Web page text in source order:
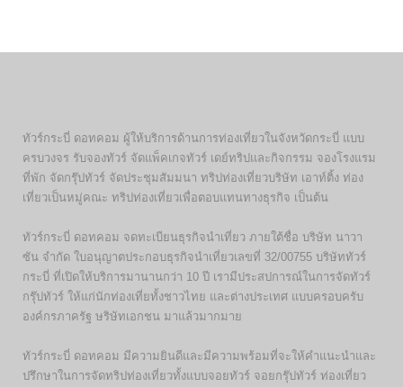
ทัวร์กระบี่ ดอทคอม ผู้ให้บริการด้านการท่องเที่ยวในจังหวัดกระบี่ แบบ
ครบวงจร รับจองทัวร์ จัดแพ็คเกจทัวร์ เดย์ทริปและกิจกรรม จองโรงแรม
ที่พัก จัดกรุ๊ปทัวร์ จัดประชุมสัมมนา ทริปท่องเที่ยวบริษัท เอาท์ติ้ง ท่อง
เที่ยวเป็นหมู่คณะ ทริปท่องเที่ยวเพื่อตอบแทนทางธุรกิจ เป็นต้น
ทัวร์กระบี่ ดอทคอม จดทะเบียนธุรกิจนำเที่ยว ภายใต้ชื่อ บริษัท นาวา
ซัน จำกัด ใบอนุญาตประกอบธุรกิจนำเที่ยวเลขที่ 32/00755 บริษัททัวร์
กระบี่ ที่เปิดให้บริการมานานกว่า 10 ปี เรามีประสปการณ์ในการจัดทัวร์
กรุ๊ปทัวร์ ให้แก่นักท่องเที่ยทั้งชาวไทย และต่างประเทศ แบบครอบครับ
องค์กรภาครัฐ ษริษัทเอกชน มาแล้วมากมาย
ทัวร์กระบี่ ดอทคอม มีความยินดีและมีความพร้อมที่จะให้คำแนะนำและ
ปรึกษาในการจัดทริปท่องเที่ยวทั้งแบบจอยทัวร์ จอยกรุ๊ปทัวร์ ท่องเที่ยว